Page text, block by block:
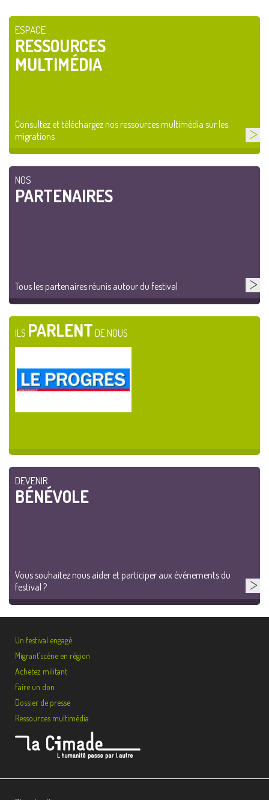
ESPACE
RESSOURCES
MULTIMÉDIA
Consultez et téléchargez nos ressources multimédia sur les
migrations
NOS
PARTENAIRES
Tous les partenaires réunis autour du festival
ILS PARLENT DE NOUS
DEVENIR
BÉNÉVOLE
Vous souhaitez nous aider et participer aux événements du
festival ?
Un festival engagé
Migrant’scène en région
Achetez militant
Faire un don
Dossier de presse
Ressources multimédia